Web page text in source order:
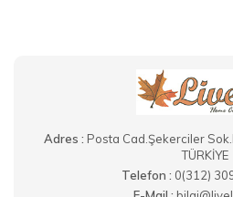
Adres : Posta Cad.Şekerciler
TÜRKİYE
Telefon : 0(312)